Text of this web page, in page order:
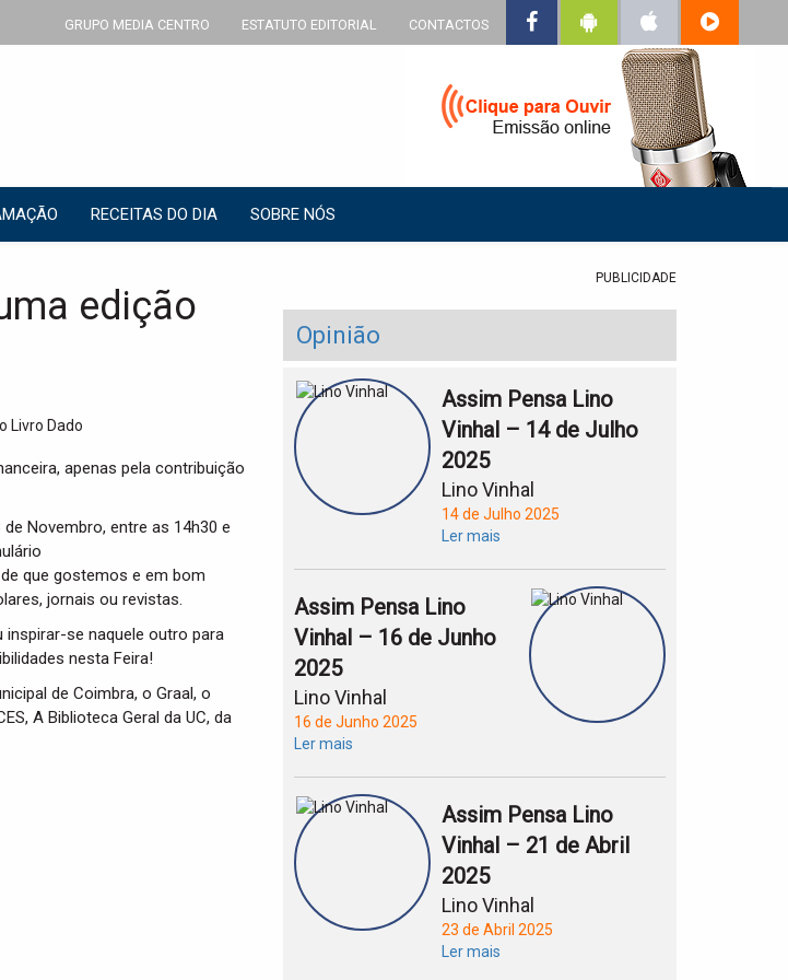
GRUPO MEDIA CENTRO ESTATUTO EDITORIAL CONTACTOS
RECEITAS DO DIA SOBRE NÓS
edição
apenas pela contribuição
Novembro, entre as 14h30 e
que gostemos e em bom
jornais ou revistas.
inspirar-se naquele outro para
nesta Feira!
de Coimbra, o Graal, o
A Biblioteca Geral da UC, da
PUBLICIDADE
Opinião
Assim Pensa Lino
Vinhal – 14 de Julho
2025
Lino Vinhal
14 de Julho 2025
Ler mais
Assim Pensa Lino
Vinhal – 16 de Junho
2025
Lino Vinhal
16 de Junho 2025
Ler mais
Assim Pensa Lino
Vinhal – 21 de Abril
2025
Lino Vinhal
23 de Abril 2025
Ler mais